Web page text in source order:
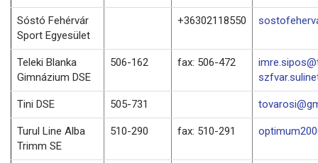
Sóstó Fehérvár
Sport Egyesület
+36302118550
Teleki Blanka
Gimnázium DSE
506-162 fax: 506-472
Tini DSE 505-731
Turul Line Alba
Trimm SE
510-290 fax: 510-291